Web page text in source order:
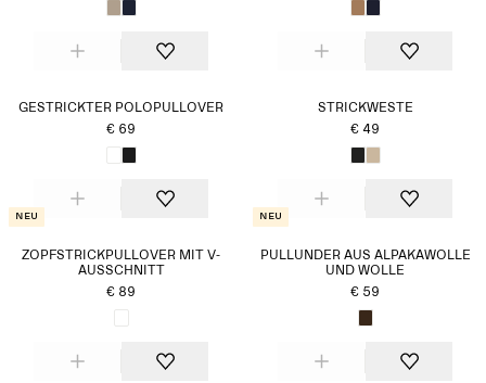
GESTRICKTER POLOPULLOVER
€ 69
STRICKWESTE
€ 49
Neu
ZOPFSTRICKPULLOVER MIT V-
AUSSCHNITT
€ 89
Neu
PULLUNDER AUS ALPAKAWOLLE
UND WOLLE
€ 59